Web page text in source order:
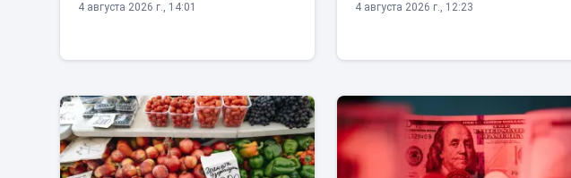
4 августа 2026 г., 14:01 4 августа 2026 г., 12:23